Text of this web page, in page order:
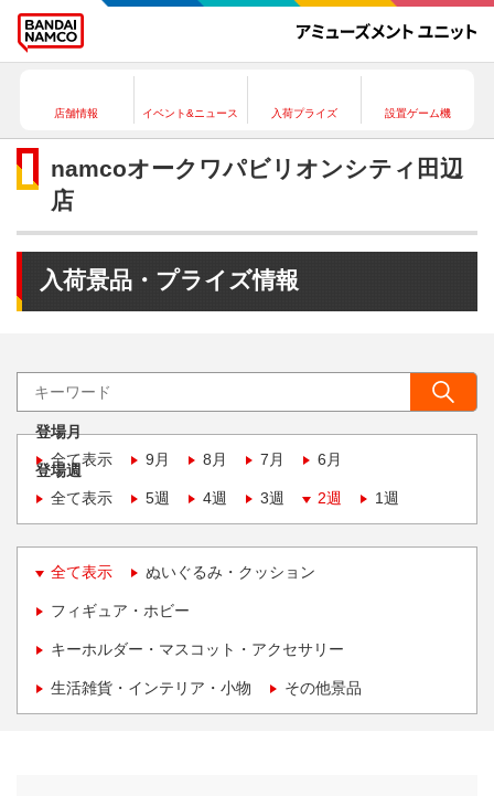
店舗情報 イベント&ニュース 入荷プライズ 設置ゲーム機
namcoオークワパビリオンシティ田辺
店
入荷景品・プライズ情報
登場月
全て表示
9月 8月 7月 6月
登場週
全て表示
5週 4週 3週 2週 1週
全て表示 ぬいぐるみ・クッション
フィギュア・ホビー
キーホルダー・マスコット・アクセサリー
生活雑貨・インテリア・小物 その他景品